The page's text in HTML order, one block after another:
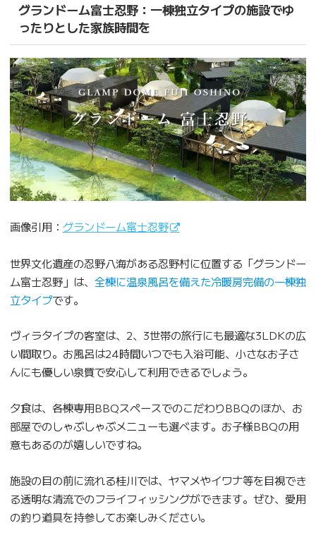
グランドーム富士忍野：一棟独立タイプの施設でゆ
ったりとした家族時間を
画像引用： グランドーム富士忍野
世界文化遺産の忍野八海がある忍野村に位置する「グランドー
ム富士忍野」は、 全棟に温泉風呂を備えた冷暖房完備の一棟独
立タイプです。
ヴィラタイプの客室は、2、3世帯の旅行にも最適な3LDKの広
い間取り。お風呂は24時間いつでも入浴可能、小さなお子さ
んにも優しい泉質で安心して利用できるでしょう。
夕食は、各棟専用BBQスペースでのこだわりBBQのほか、お
部屋でのしゃぶしゃぶメニューも選べます。お子様BBQの用
意もあるのが嬉しいですね。
施設の目の前に流れる桂川では、ヤマメやイワナ等を目視でき
る透明な清流でのフライフィッシングができます。ぜひ、愛用
の釣り道具を持参してお楽しみください。